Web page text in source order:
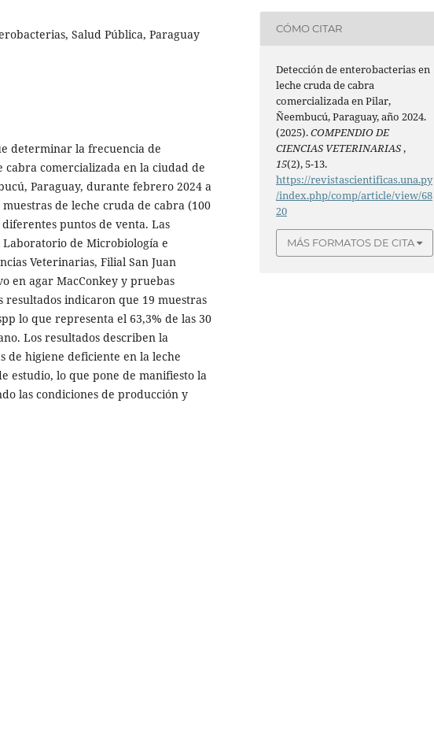
Salud Pública, Paraguay
determinar la frecuencia de
comercializada en la ciudad de
Paraguay, durante febrero 2024 a
de leche cruda de cabra (100
puntos de venta. Las
de Microbiología e
Veterinarias, Filial San Juan
en agar MacConkey y pruebas
resultados indicaron que 19 muestras
lo que representa el 63,3% de las 30
Los resultados describen la
de higiene deficiente en la leche
estudio, lo que pone de manifiesto la
las condiciones de producción y
CÓMO CITAR
Detección de enterobacterias en
leche cruda de cabra
comercializada en Pilar,
Ñeembucú, Paraguay, año 2024.
(2025).COMPENDIO DE
CIENCIAS VETERINARIAS,
15(2), 5-13.
https://revistascientificas.una.py
/index.php/comp/article/view/68
20
MÁS FORMATOS DE CITA